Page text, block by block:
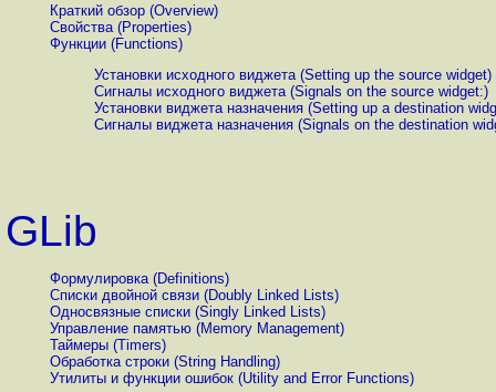
Краткий обзор (Overview)
Свойства (Properties)
Функции (Functions)
Установки исходного виджета (Setting up the source widget)
Сигналы исходного виджета (Signals on the source widget:)
Установки виджета назначения (Setting up a destination
Сигналы виджета назначения (Signals on the destination
GLib
Формулировка (Definitions)
Списки двойной связи (Doubly Linked Lists)
Односвязные списки (Singly Linked Lists)
Управление памятью (Memory Management)
Таймеры (Timers)
Обработка строки (String Handling)
Утилиты и функции ошибок (Utility and Error Functions)